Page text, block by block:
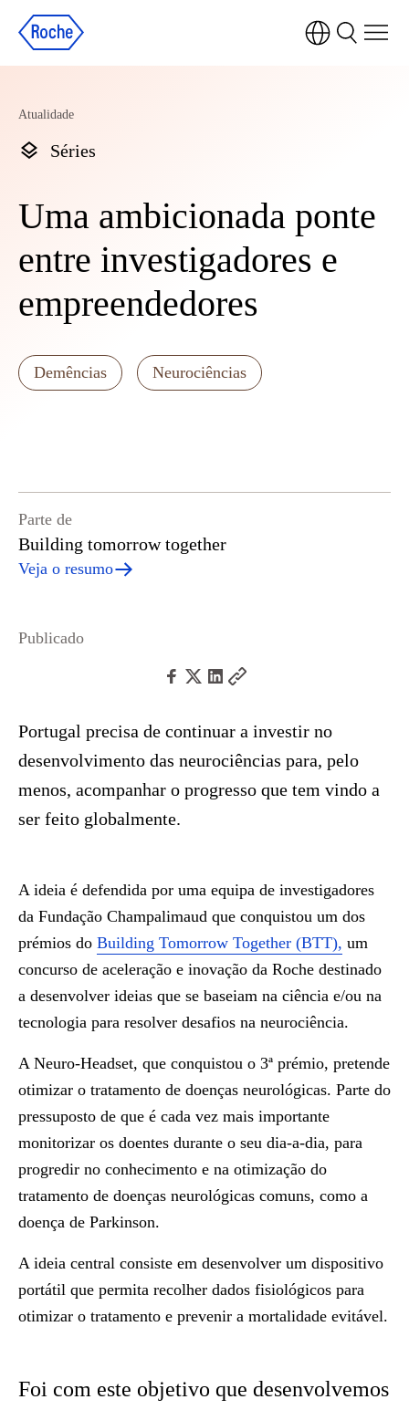
Atualidade
Séries
Uma ambicionada ponte
entre investigadores e
empreendedores
Demências Neurociências
Parte de
Building tomorrow together
Veja o resumo
Publicado
Portugal precisa de continuar a investir no
desenvolvimento das neurociências para, pelo
menos, acompanhar o progresso que tem vindo a
ser feito globalmente.
A ideia é defendida por uma equipa de investigadores
da Fundação Champalimaud que conquistou um dos
prémios do Building Tomorrow Together (BTT), um
concurso de aceleração e inovação da Roche destinado
a desenvolver ideias que se baseiam na ciência e/ou na
tecnologia para resolver desafios na neurociência.
A Neuro-Headset, que conquistou o 3ª prémio, pretende
otimizar o tratamento de doenças neurológicas. Parte do
pressuposto de que é cada vez mais importante
monitorizar os doentes durante o seu dia-a-dia, para
progredir no conhecimento e na otimização do
tratamento de doenças neurológicas comuns, como a
doença de Parkinson.
A ideia central consiste em desenvolver um dispositivo
portátil que permita recolher dados fisiológicos para
otimizar o tratamento e prevenir a mortalidade evitável.
Foi com este objetivo que desenvolvemos